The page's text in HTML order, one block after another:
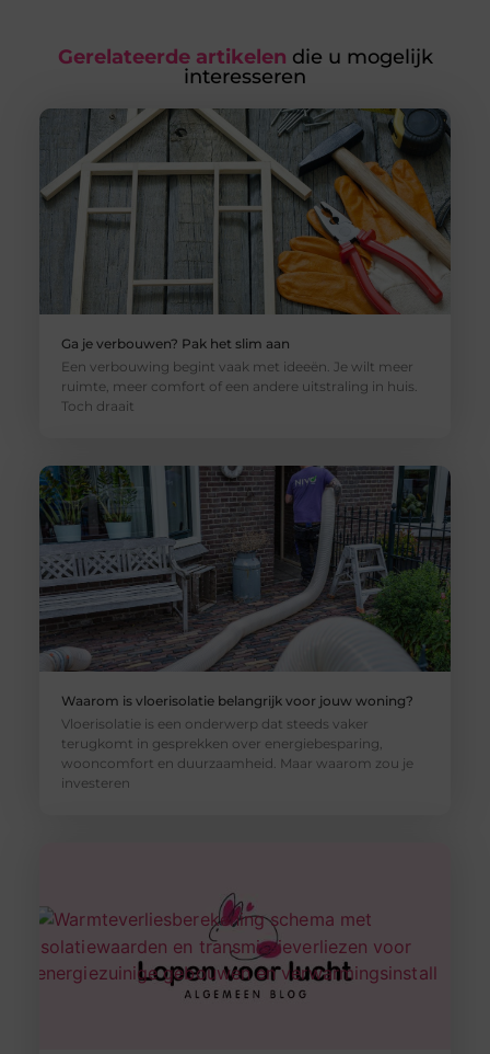
Gerelateerde artikelen die u mogelijk
interesseren
Ga je verbouwen? Pak het slim aan
Een verbouwing begint vaak met ideeën. Je wilt meer
ruimte, meer comfort of een andere uitstraling in huis.
Toch draait
Waarom is vloerisolatie belangrijk voor jouw woning?
Vloerisolatie is een onderwerp dat steeds vaker
terugkomt in gesprekken over energiebesparing,
wooncomfort en duurzaamheid. Maar waarom zou je
investeren